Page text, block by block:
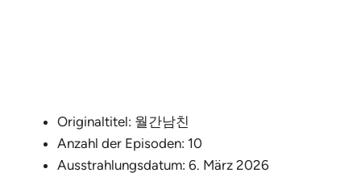
Originaltitel: 월간남친
Anzahl der Episoden: 10
Ausstrahlungsdatum: 6. März 2026